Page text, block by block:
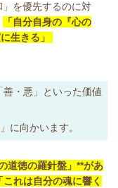
を優先するのに対
「自分自身の『心の
生きる」
・悪」といった価値
に向かいます。
道徳の羅針盤」**があ
れは自分の魂に響く